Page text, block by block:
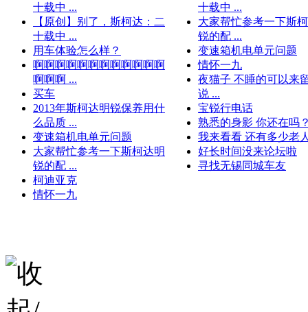
十载中 ...
【原创】别了，斯柯达：二
十载中 ...
用车体验怎么样？
啊啊啊啊啊啊啊啊啊啊啊啊
啊啊啊 ...
买车
2013年斯柯达明锐保养用什
么品质 ...
变速箱机电单元问题
大家帮忙参考一下斯柯达明
锐的配 ...
柯迪亚克
情怀一九
十载中 ...
大家帮忙参考一下斯
锐的配 ...
变速箱机电单元问题
情怀一九
夜猫子 不睡的可以来
说 ...
宝锐行电话
熟悉的身影 你还在吗
我来看看 还有多少老
好长时间没来论坛啦
寻找无锡同城车友